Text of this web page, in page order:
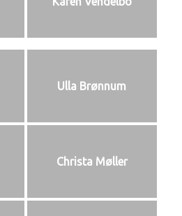
Ulla Brønnum
Christa Møller